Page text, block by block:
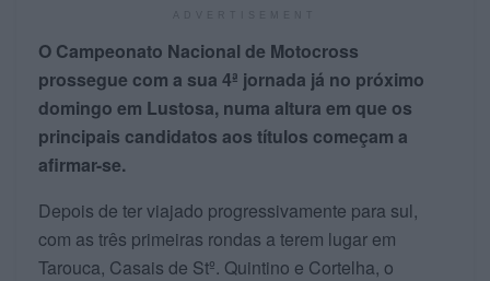
O Campeonato Nacional de Motocross
prossegue com a sua 4ª jornada já no próximo
domingo em Lustosa, numa altura em que os
principais candidatos aos títulos começam a
afirmar-se.
Depois de ter viajado progressivamente para sul,
com as três primeiras rondas a terem lugar em
Tarouca, Casais de Stº. Quintino e Cortelha, o